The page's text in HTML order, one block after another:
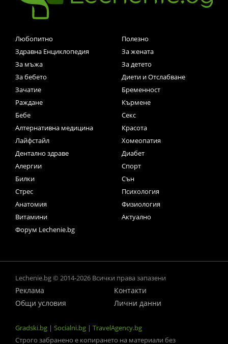
Любопитно
Полезно
Здравна Енциклопедия
За жената
За мъжа
За детето
За бебето
Диети и Отслабване
Зачатие
Бременност
Раждане
Кърмене
Бебе
Секс
Алтернативна медицина
Красота
Лайфстайл
Хомеопатия
Дентално здраве
Диабет
Алергии
Спорт
Билки
Сън
Стрес
Психология
Анатомия
Физиология
Витамини
Актуално
Форум Lechenie.bg
Lechenie.bg © 2014-2026 Всички права запазени
Реклама
Контакти
Общи условия
Лични данни
Gradski.bg | Socialni.bg | TravelAgency.bg
Строго забранено е копирането на материали без